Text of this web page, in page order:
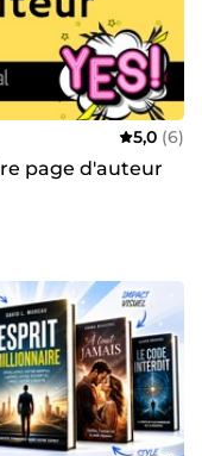
5,0 (6)
page d'auteur